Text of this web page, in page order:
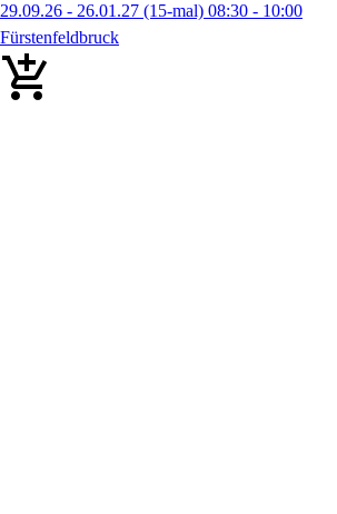
29.09.26 - 26.01.27 (15-mal) 08:30 - 10:00
Fürstenfeldbruck